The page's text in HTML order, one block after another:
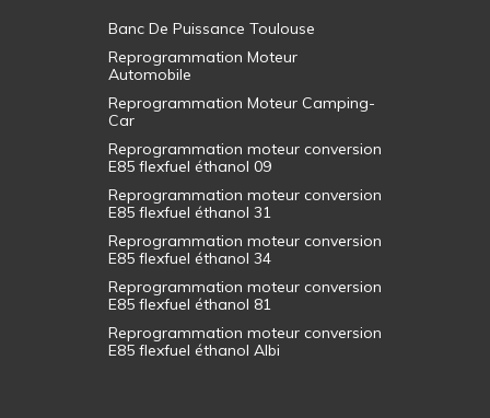
Banc De Puissance Toulouse
Reprogrammation Moteur
Automobile
Reprogrammation Moteur Camping-
Car
Reprogrammation moteur conversion
E85 flexfuel éthanol 09
Reprogrammation moteur conversion
E85 flexfuel éthanol 31
Reprogrammation moteur conversion
E85 flexfuel éthanol 34
Reprogrammation moteur conversion
E85 flexfuel éthanol 81
Reprogrammation moteur conversion
E85 flexfuel éthanol Albi